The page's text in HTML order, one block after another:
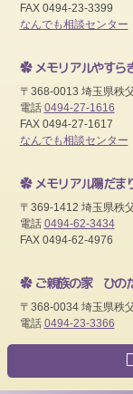
FAX 0494-23-3399
なんでも相談センター
メモリアルやすら
〒368-0013 埼玉県秩
電話 0494-27-1616
FAX 0494-27-1617
なんでも相談センター
メモリアル陽だま
〒369-1412 埼玉県秩
電話 0494-62-3434
FAX 0494-62-4976
ご親族の家 ひの
〒368-0034 埼玉県秩
電話 0494-23-3366